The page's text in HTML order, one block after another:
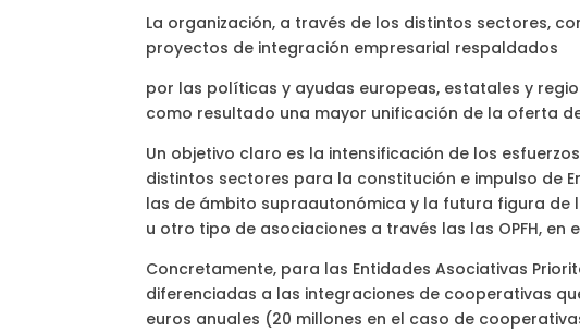
La organización, a través de los distintos sectores,
proyectos de integración empresarial respaldados
por las políticas y ayudas europeas, estatales y
como resultado una mayor unificación de la oferta
Un objetivo claro es la intensificación de los
distintos sectores para la constitución e impulso de
las de ámbito supraautonómica y la futura figura de
u otro tipo de asociaciones a través las las OPFH,
Concretamente, para las Entidades Asociativas
diferenciadas a las integraciones de cooperativas
euros anuales (20 millones en el caso de